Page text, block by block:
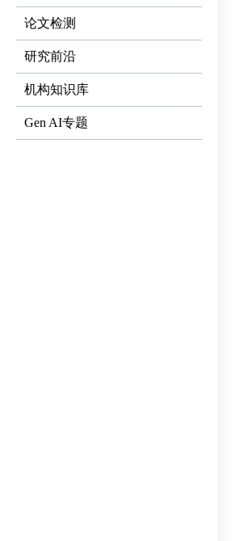
论文检测
研究前沿
机构知识库
Gen AI专题